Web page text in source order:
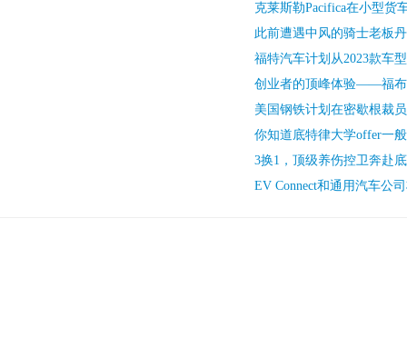
克莱斯勒Pacifica在小型货
此前遭遇中风的骑士老板
福特汽车计划从2023款车
创业者的顶峰体验——福布
美国钢铁计划在密歇根裁
你知道底特律大学offer一
3换1，顶级养伤控卫奔赴
EV Connect和通用汽车公